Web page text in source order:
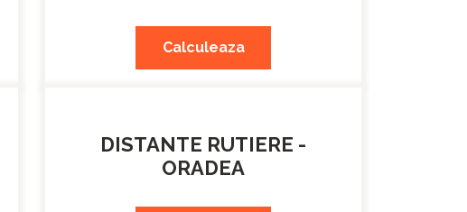
Calculeaza
DISTANTE RUTIERE -
ORADEA